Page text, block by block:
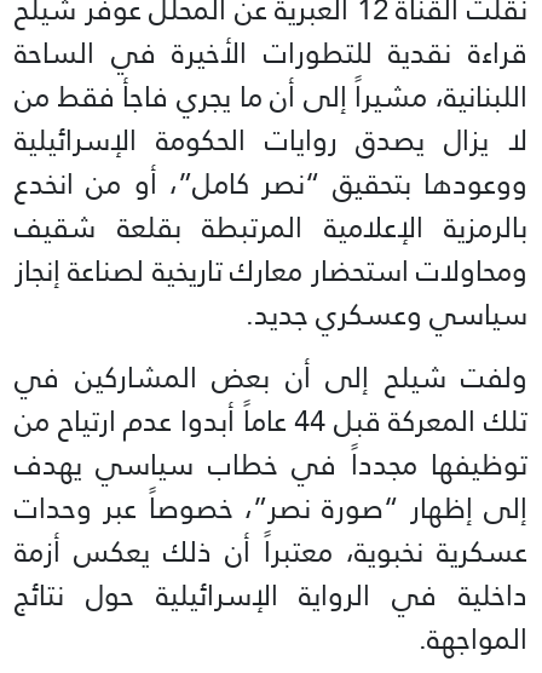
قراءة نقدية للتطورات الأخيرة في الساحة
اللبنانية، مشيراً إلى أن ما يجري فاجأ فقط من
لا يزال يصدق روايات الحكومة الإسرائيلية
ووعودها بتحقيق “نصر كامل”، أو من انخدع
بالرمزية الإعلامية المرتبطة بقلعة شقيف
ومحاولات استحضار معارك تاريخية لصناعة إنجاز
سياسي وعسكري جديد.
ولفت شيلح إلى أن بعض المشاركين في
تلك المعركة قبل 44 عاماً أبدوا عدم ارتياح من
توظيفها مجدداً في خطاب سياسي يهدف
إلى إظهار “صورة نصر”، خصوصاً عبر وحدات
عسكرية نخبوية، معتبراً أن ذلك يعكس أزمة
داخلية في الرواية الإسرائيلية حول نتائج
المواجهة.